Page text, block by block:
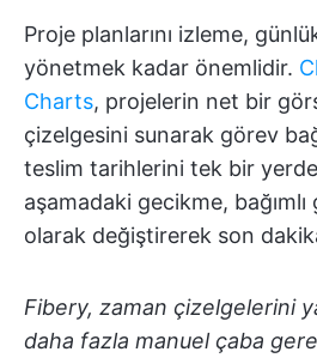
Proje planlarını izleme,
yönetmek kadar önemlidir.
Charts, projelerin net bir
çizelgesini sunarak görev
teslim tarihlerini tek bir
aşamadaki gecikme,
olarak değiştirerek son
Fibery, zaman çizelgelerini
daha fazla manuel çaba